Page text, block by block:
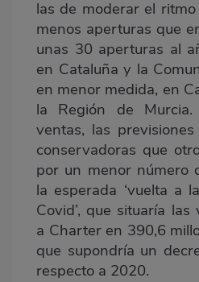
las de moderar el
menos aperturas que
unas 30 aperturas al
en Cataluña y la
en menor medida, en
la Región de
ventas, las
conservadoras que
por un menor número
la esperada ‘vuelta a
Covid’, que situaría
a Charter en 390,6
que supondría un
respecto a 2020.